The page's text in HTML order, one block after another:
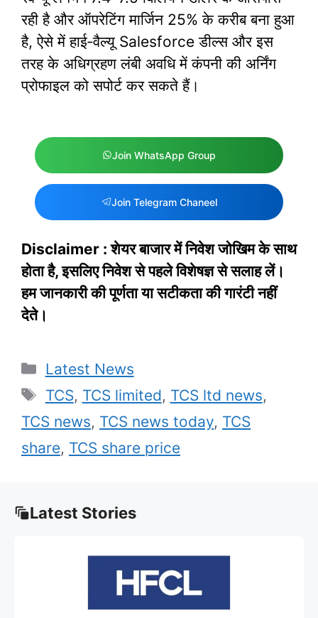
रही है और ऑपरेटिंग मार्जिन 25% के करीब बना हुआ
है, ऐसे में हाई‑वैल्यू Salesforce डील्स और इस
तरह के अधिग्रहण लंबी अवधि में कंपनी की अर्निंग
प्रोफाइल को सपोर्ट कर सकते हैं।
Join WhatsApp Group
Join Telegram Chaneel
Disclaimer : शेयर बाजार में निवेश जोखिम के साथ
होता है, इसलिए निवेश से पहले विशेषज्ञ से सलाह लें।
हम जानकारी की पूर्णता या सटीकता की गारंटी नहीं
देते।
Categories
Latest News
Tags
TCS, TCS limited, TCS ltd news,
TCS news, TCS news today, TCS
share, TCS share price
Latest Stories